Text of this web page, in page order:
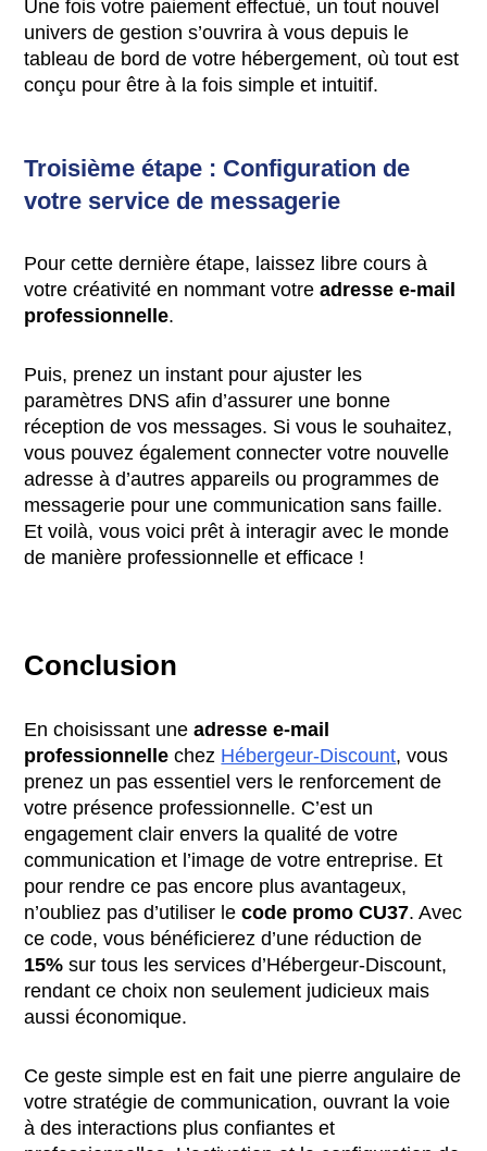
Une fois votre paiement effectué, un tout nouvel
univers de gestion s’ouvrira à vous depuis le
tableau de bord de votre hébergement, où tout est
conçu pour être à la fois simple et intuitif.
Troisième étape : Configuration de
votre service de messagerie
Pour cette dernière étape, laissez libre cours à
votre créativité en nommant votreadresse e-mail
professionnelle.
Puis, prenez un instant pour ajuster les
paramètres DNS afin d’assurer une bonne
réception de vos messages. Si vous le souhaitez,
vous pouvez également connecter votre nouvelle
adresse à d’autres appareils ou programmes de
messagerie pour une communication sans faille.
Et voilà, vous voici prêt à interagir avec le monde
de manière professionnelle et efficace !
Conclusion
En choisissant uneadresse e-mail
professionnelle chez Hébergeur-Discount, vous
prenez un pas essentiel vers le renforcement de
votre présence professionnelle. C’est un
engagement clair envers la qualité de votre
communication et l’image de votre entreprise. Et
pour rendre ce pas encore plus avantageux,
n’oubliez pas d’utiliser lecode promo CU37. Avec
ce code, vous bénéficierez d’une réduction de
15% sur tous les services d’Hébergeur-Discount,
rendant ce choix non seulement judicieux mais
aussi économique.
Ce geste simple est en fait une pierre angulaire de
votre stratégie de communication, ouvrant la voie
à des interactions plus confiantes et